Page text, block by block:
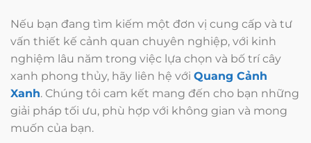
Nếu bạn đang tìm kiếm một đơn vị cung cấp và tư
vấn thiết kế cảnh quan chuyên nghiệp, với kinh
nghiệm lâu năm trong việc lựa chọn và bố trí cây
xanh phong thủy, hãy liên hệ với Quang Cảnh
Xanh. Chúng tôi cam kết mang đến cho bạn những
giải pháp tối ưu, phù hợp với không gian và mong
muốn của bạn.